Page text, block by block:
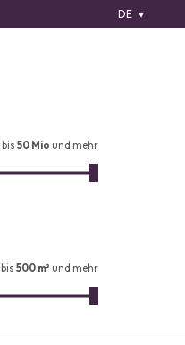
DE
bis 50 Mio und mehr
bis 500 m² und mehr